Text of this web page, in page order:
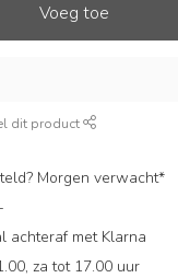
Voeg toe
dit product
Morgen verwacht*
achteraf met Klarna
za tot 17.00 uur